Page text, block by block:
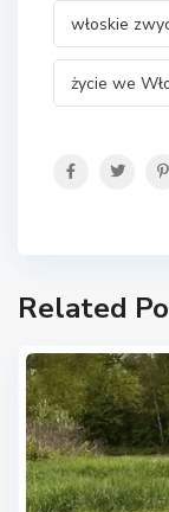
włoskie
życie we
Related